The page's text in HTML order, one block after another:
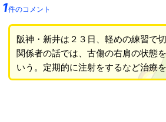
1件のコメント
阪神・新井は２３日、軽めの練習で
関係者の話では、古傷の右肩の状態
いう。定期的に注射をするなど治療